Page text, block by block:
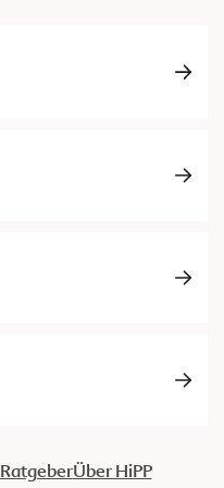
RatgeberÜber HiPP